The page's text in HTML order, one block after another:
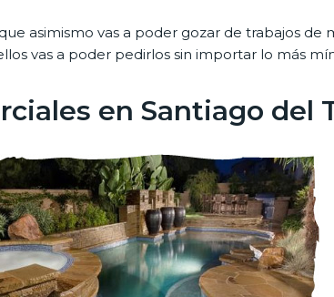
asimismo vas a poder gozar de trabajos de
vas a poder pedirlos sin importar lo más
en Santiago del